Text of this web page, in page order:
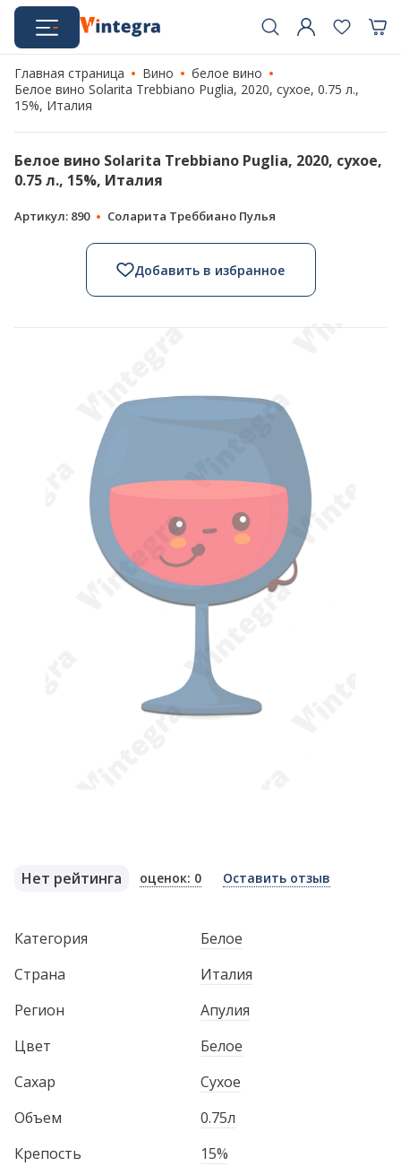
Главная страница Вино
белое вино
Белое вино Solarita Trebbiano Puglia, 2020, сухое, 0.75 л.,
15%, Италия
Белое вино Solarita Trebbiano Puglia, 2020, сухое,
0.75 л., 15%, Италия
Артикул: 890 Соларита Треббиано Пулья
Добавить в избранное
Нет рейтинга оценок: 0 Оставить отзыв
Категория
Белое
Страна
Италия
Регион
Апулия
Цвет
Белое
Сахар
Сухое
Объем
0.75л
Крепость
15%